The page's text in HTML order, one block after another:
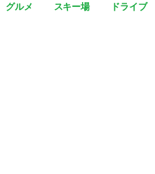
グルメ スキー場 ドライブ